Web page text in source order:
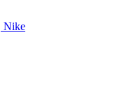
Nike